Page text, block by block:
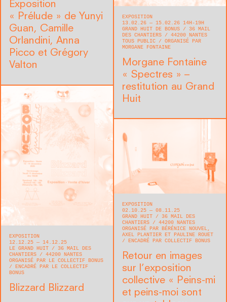
Exposition
« Prélude » de Yunyi
Guan, Camille
Orlandini, Anna
Picco et Grégory
Valton
EXPOSITION
13.02.26 — 15.02.26 14H-19H
GRAND HUIT DE BONUS
36 MAIL
DES CHANTIERS
44200 NANTES
TOUS PUBLIC
ORGANISÉ PAR
MORGANE FONTAINE
Morgane Fontaine
« Spectres » –
restitution au Grand
Huit
EXPOSITION
12.12.25 — 14.12.25
LE GRAND HUIT
36 MAIL DES
CHANTIERS
44200 NANTES
ORGANISÉ PAR LE COLLECTIF BONUS
ENCADRÉ PAR LE COLLECTIF
BONUS
Blizzard Blizzard
EXPOSITION
02.10.25 — 08.11.25
GRAND HUIT
36 MAIL DES
CHANTIERS
44200 NANTES
ORGANISÉ PAR BÉRÉNICE NOUVEL,
AXEL PLANTIER ET PAULINE ROUET
ENCADRÉ PAR COLLECTIF BONUS
Retour en images
sur l’exposition
collective « Peins-mi
et peins-moi sont